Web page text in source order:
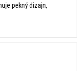
pekný dizajn,